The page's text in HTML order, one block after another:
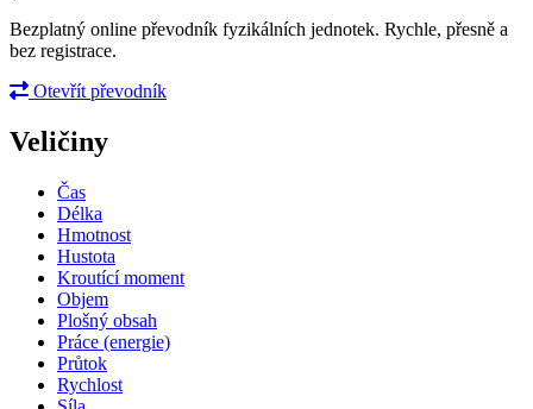
Bezplatný online převodník fyzikálních jednotek. Rychle, přesně a
bez registrace.
Otevřít převodník
Veličiny
Čas
Délka
Hmotnost
Hustota
Kroutící moment
Objem
Plošný obsah
Práce (energie)
Průtok
Rychlost